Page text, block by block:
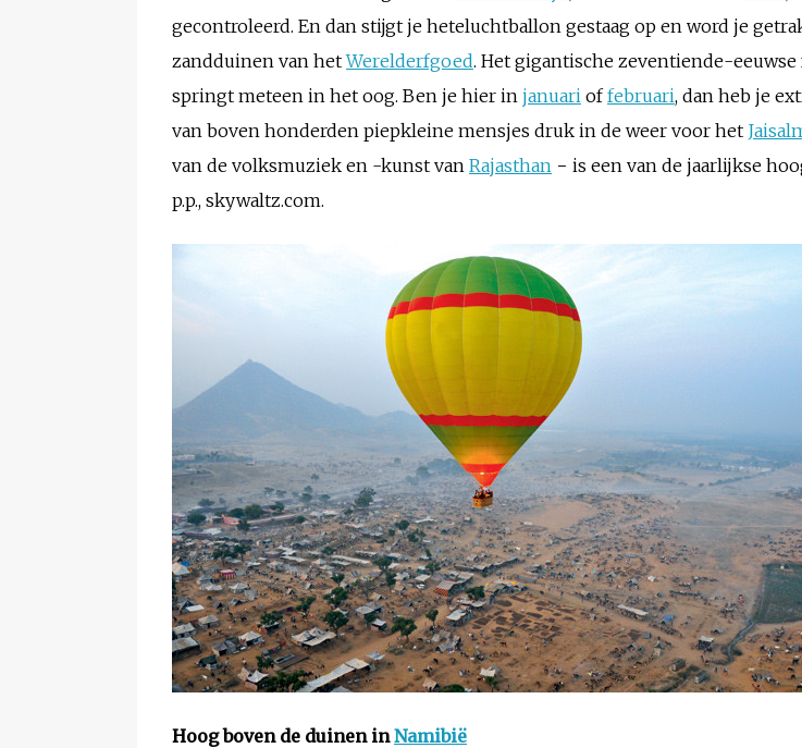
gecontroleerd. En dan stijgt je heteluchtballon gestaag op en word je
zandduinen van hetWerelderfgoed. Het gigantische zeventiende-eeuwse
springt meteen in het oog. Ben je hier in januari offebruari, dan heb je
van boven honderden piepkleine mensjes druk in de weer voor het
van de volksmuziek en -kunst van Rajasthan − is een van de jaarlijkse
p.p., skywaltz.com.
Hoog boven de duinen inNamibië